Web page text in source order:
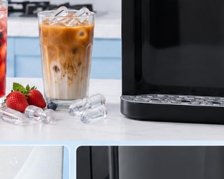
Pesanan akan dikirim di hari yang
berikut :
~ Pengiriman Cargo hari Senin-Sabtu
dikirim di hari yang sama.
~ Pengiriman Instant hari Senin-
dikirim di hari yang sama.
~ Hari Minggu tidak ada pengiriman.
1.Original product Cafeler Indonesia.
2. Garansi 1 tahun.* Syarat dan